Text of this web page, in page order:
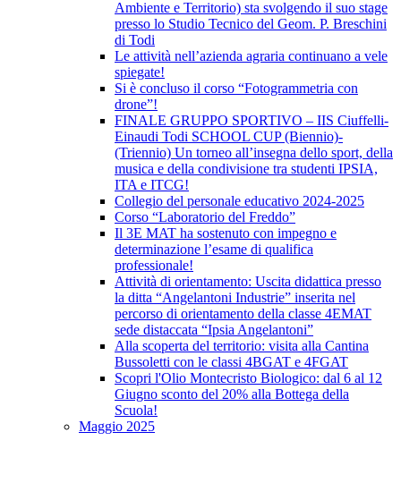
Ambiente e Territorio) sta svolgendo il suo stage
presso lo Studio Tecnico del Geom. P. Breschini
di Todi
Le attività nell’azienda agraria continuano a vele
spiegate!
Si è concluso il corso “Fotogrammetria con
drone”!
FINALE GRUPPO SPORTIVO – IIS Ciuffelli-
Einaudi Todi SCHOOL CUP (Biennio)-
(Triennio) Un torneo all’insegna dello sport, della
musica e della condivisione tra studenti IPSIA,
ITA e ITCG!
Collegio del personale educativo 2024-2025
Corso “Laboratorio del Freddo”
Il 3E MAT ha sostenuto con impegno e
determinazione l’esame di qualifica
professionale!
Attività di orientamento: Uscita didattica presso
la ditta “Angelantoni Industrie” inserita nel
percorso di orientamento della classe 4EMAT
sede distaccata “Ipsia Angelantoni”
Alla scoperta del territorio: visita alla Cantina
Bussoletti con le classi 4BGAT e 4FGAT
Scopri l'Olio Montecristo Biologico: dal 6 al 12
Giugno sconto del 20% alla Bottega della
Scuola!
Maggio 2025